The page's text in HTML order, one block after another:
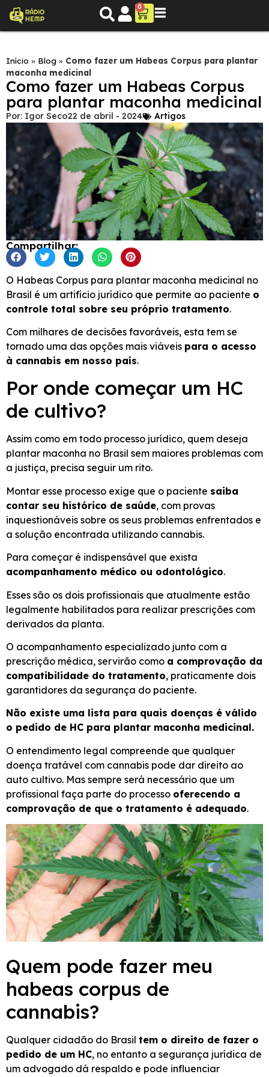
0
Início » Blog » Como fazer um Habeas Corpus para plantar
maconha medicinal
Como fazer um Habeas Corpus
para plantar maconha medicinal
Por: Igor Seco22 de abril - 2024 Artigos
Compartilhar:
O Habeas Corpus para plantar maconha medicinal no
Brasil é um artifício jurídico que permite ao paciente o
controle total sobre seu próprio tratamento.
Com milhares de decisões favoráveis, esta tem se
tornado uma das opções mais viáveis para o acesso
à cannabis em nosso país.
Por onde começar um HC
de cultivo?
Assim como em todo processo jurídico, quem deseja
plantar maconha no Brasil sem maiores problemas com
a justiça, precisa seguir um rito.
Montar esse processo exige que o paciente saiba
contar seu histórico de saúde, com provas
inquestionáveis sobre os seus problemas enfrentados e
a solução encontrada utilizando cannabis.
Para começar é indispensável que exista
acompanhamento médico ou odontológico.
Esses são os dois profissionais que atualmente estão
legalmente habilitados para realizar prescrições com
derivados da planta.
O acompanhamento especializado junto com a
prescrição médica, servirão como a comprovação da
compatibilidade do tratamento, praticamente dois
garantidores da segurança do paciente.
Não existe uma lista para quais doenças é válido
o pedido de HC para plantar maconha medicinal.
O entendimento legal compreende que qualquer
doença tratável com cannabis pode dar direito ao
auto cultivo. Mas sempre será necessário que um
profissional faça parte do processo oferecendo a
comprovação de que o tratamento é adequado.
Quem pode fazer meu
habeas corpus de
cannabis?
Qualquer cidadão do Brasil tem o direito de fazer o
pedido de um HC, no entanto a segurança jurídica de
um advogado dá respaldo e pode influenciar